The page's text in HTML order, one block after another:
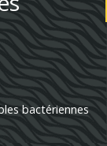
bactériennes